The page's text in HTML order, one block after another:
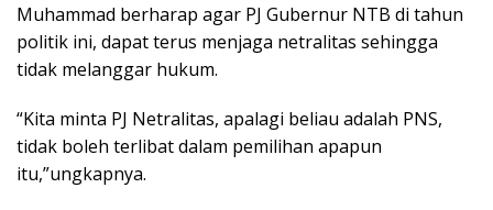
Muhammad berharap agar PJ Gubernur NTB di tahun
politik ini, dapat terus menjaga netralitas sehingga
tidak melanggar hukum.
“Kita minta PJ Netralitas, apalagi beliau adalah PNS,
tidak boleh terlibat dalam pemilihan apapun
itu,”ungkapnya.